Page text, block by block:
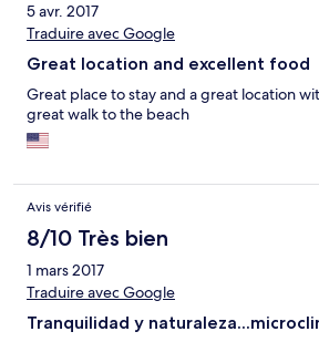
5 avr. 2017
Traduire avec Google
Great location and excellent food
Great place to stay and a great location
great walk to the beach
Avis vérifié
8/10 Très bien
1 mars 2017
Traduire avec Google
Tranquilidad y